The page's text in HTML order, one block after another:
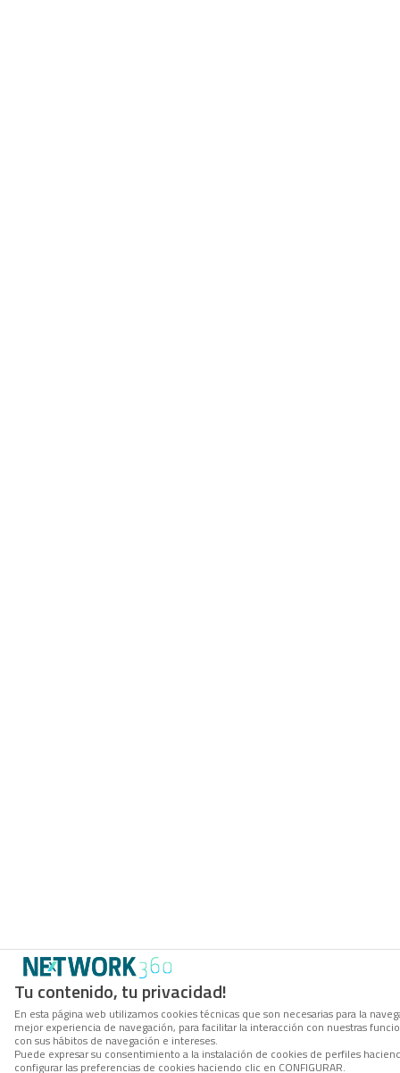
Tu contenido, tu privacidad!
En esta página web utilizamos cookies técnicas que son necesarias para la
mejor experiencia de navegación, para facilitar la interacción con nuestras
con sus hábitos de navegación e intereses.
Puede expresar su consentimiento a la instalación de cookies de perfiles
configurar las preferencias de cookies haciendo clic en CONFIGURAR.